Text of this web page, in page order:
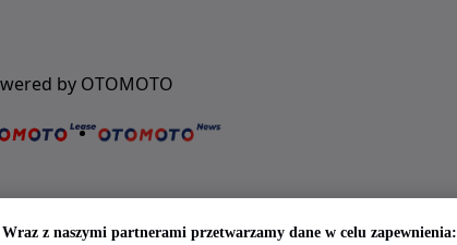
by OTOMOTO
Wraz z naszymi partnerami przetwarzamy dane w celu zapewnienia: